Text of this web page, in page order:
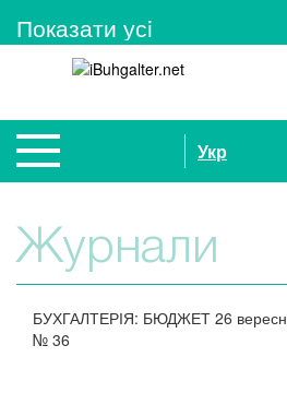
Показати усi
Укр
Журнали
БУХГАЛТЕРІЯ: БЮДЖЕТ 26
№ 36